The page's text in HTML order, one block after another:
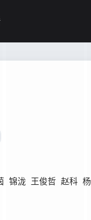
锦泷 王俊哲 赵科